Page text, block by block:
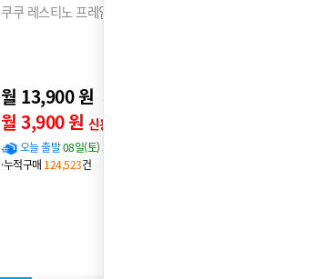
쿠쿠 레스티노 프레임 SS
월 13,900 원 18,900원
월 3,900 원 신용카드 할인가
오늘 출발08일(토) 도착 확률
·누적구매 124,523건